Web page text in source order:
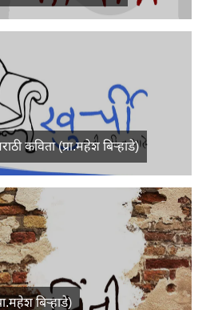
कविता (प्रा.महेश बिऱ्हाडे)
बिऱ्हाडे)